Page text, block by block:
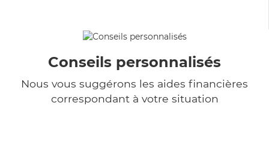
Conseils personnalisés
Nous vous suggérons les aides financières
correspondant à votre situation